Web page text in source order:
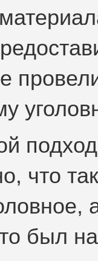
что
был